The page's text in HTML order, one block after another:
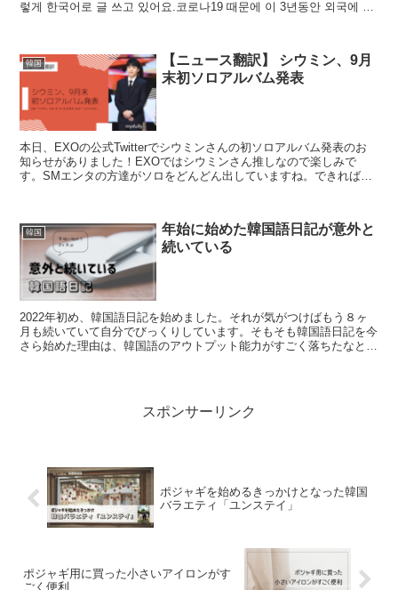
렇게 한국어로 글 쓰고 있어요.코로나19 때문에 이 3년동안 외국에 못
韓国
【ニュース翻訳】 シウミン、9月
末初ソロアルバム発表
本日、EXOの公式Twitterでシウミンさんの初ソロアルバム発表のお
知らせがありました！EXOではシウミンさん推しなので楽しみで
す。SMエンタの方達がソロをどんどん出していますね。できればグ
韓国
年始に始めた韓国語日記が意外と
続いている
2022年初め、韓国語日記を始めました。それが気がつけばもう８ヶ
月も続いていて自分でびっくりしています。そもそも韓国語日記を今
さら始めた理由は、韓国語のアウトプット能力がすごく落ちたなと感
スポンサーリンク
ポジャギを始めるきっかけとなった韓国
バラエティ「ユンステイ」
ポジャギ用に買った小さいアイロンがす
ごく便利